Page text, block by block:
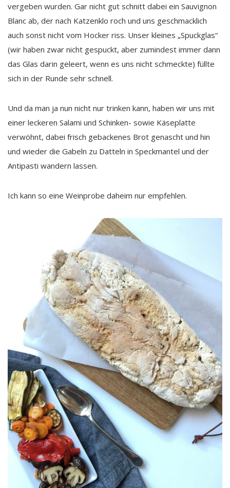
vergeben wurden. Gar nicht gut schnitt dabei ein Sauvignon
Blanc ab, der nach Katzenklo roch und uns geschmacklich
auch sonst nicht vom Hocker riss. Unser kleines „Spuckglas“
(wir haben zwar nicht gespuckt, aber zumindest immer dann
das Glas darin geleert, wenn es uns nicht schmeckte) füllte
sich in der Runde sehr schnell.
Und da man ja nun nicht nur trinken kann, haben wir uns mit
einer leckeren Salami und Schinken- sowie Käseplatte
verwöhnt, dabei frisch gebackenes Brot genascht und hin
und wieder die Gabeln zu Datteln in Speckmantel und der
Antipasti wandern lassen.
Ich kann so eine Weinprobe daheim nur empfehlen.